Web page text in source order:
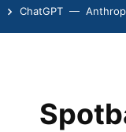
ChatGPT